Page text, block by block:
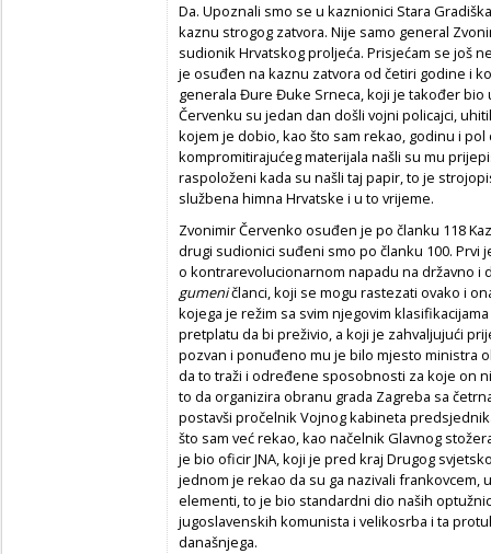
Da. Upoznali smo se u kaznionici Stara
kaznu strogog zatvora. Nije samo general
sudionik Hrvatskog proljeća. Prisjećam se još
je osuđen na kaznu zatvora od četiri godine i
generala Đure Đuke Srneca, koji je također bio
Červenku su jedan dan došli vojni policajci,
kojem je dobio, kao što sam rekao, godinu i
kompromitirajućeg materijala našli su mu
raspoloženi kada su našli taj papir, to je
službena himna Hrvatske i u to vrijeme.
Zvonimir Červenko osuđen je po članku 118
drugi sudionici suđeni smo po članku 100.
o kontrarevolucionarnom napadu na državno i
gumeničlanci, koji se mogu rastezati ovako i
kojega je režim sa svim njegovim
pretplatu da bi preživio, a koji je zahvaljujući
pozvan i ponuđeno mu je bilo mjesto ministra
da to traži i određene sposobnosti za koje on
to da organizira obranu grada Zagreba sa
postavši pročelnik Vojnog kabineta
što sam već rekao, kao načelnik Glavnog
je bio oficir JNA, koji je pred kraj Drugog
jednom je rekao da su ga nazivali frankovcem,
elementi, to je bio standardni dio naših
jugoslavenskih komunista i velikosrba i ta
današnjega.